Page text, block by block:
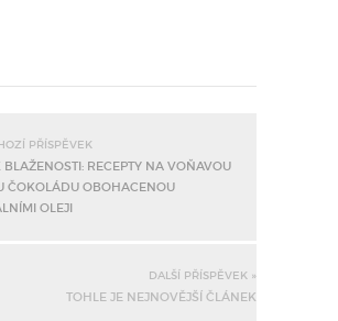
PŘÍSPĚVEK
BLAŽENOSTI: RECEPTY NA VOŇAVOU
ČOKOLÁDU OBOHACENOU
OLEJI
DALŠÍ PŘÍSPĚVEK »
TOHLE JE NEJNOVĚJŠÍ ČLÁNEK